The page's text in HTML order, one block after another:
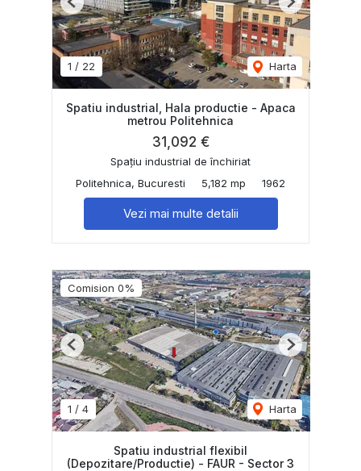
1 / 22 Harta
Previous Next
Spatiu industrial, Hala productie - Apaca
metrou Politehnica
31,092 €
Spațiu industrial de închiriat
Politehnica, Bucuresti
5,182 mp 1962
Vezi mai multe detalii
Comision 0%
1 / 4 Harta
Previous Next
Spatiu industrial flexibil
(Depozitare/Productie) - FAUR - Sector 3